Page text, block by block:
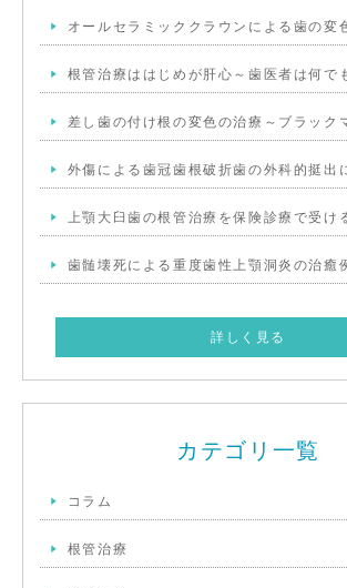
オールセラミッククラウンによる歯の変
根管治療ははじめが肝心～歯医者は何で
差し歯の付け根の変色の治療～ブラック
外傷による歯冠歯根破折歯の外科的挺出
上顎大臼歯の根管治療を保険診療で受け
歯髄壊死による重度歯性上顎洞炎の治癒
詳しく見る
カテゴリ一覧
コラム
根管治療